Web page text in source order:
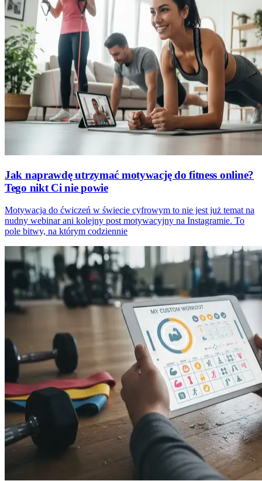
Jak naprawdę utrzymać motywację do fitness online?
Tego nikt Ci nie powie
Motywacja do ćwiczeń w świecie cyfrowym to nie jest już temat na
nudny webinar ani kolejny post motywacyjny na Instagramie. To
pole bitwy, na którym codziennie